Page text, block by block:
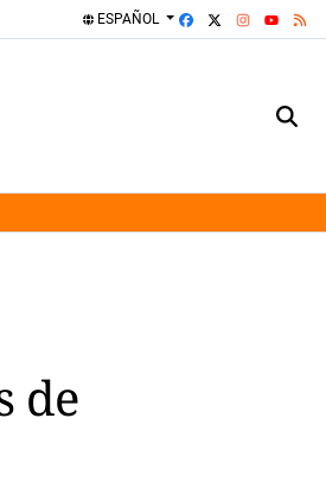
ESPAÑOL FACEBOOK
YOUTUBE
de